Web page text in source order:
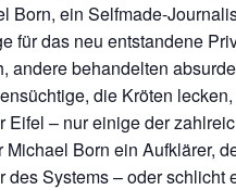
Born, ein Selfmade-
für das neu entstandene
andere behandelten
die Kröten
– nur einige der
Born ein Aufklärer,
Systems – oder schlicht